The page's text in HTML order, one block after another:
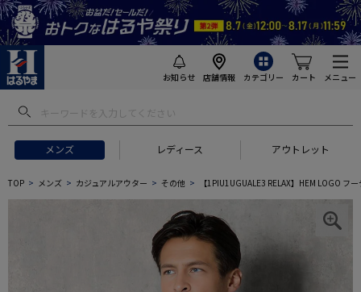
お知らせ 店舗情報 カテゴリー カート メニュー
メンズ レディース アウトレット
TOP メンズ カジュアルアウター その他 【1PIU1UGUALE3 RELAX】HEM LOGO